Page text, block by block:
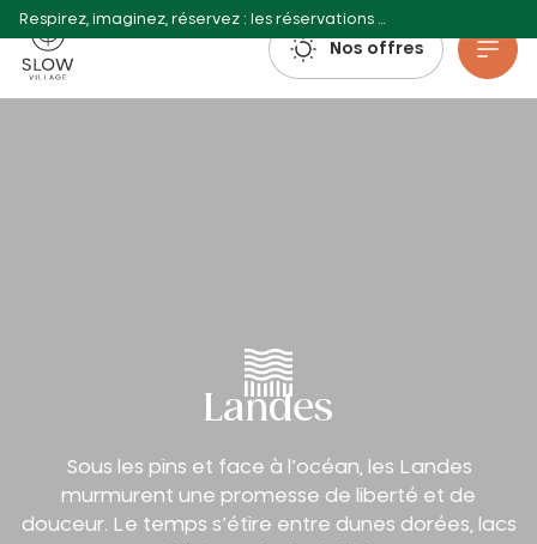
Slow Village
Nos offres
Landes
Sous les pins et face à l’océan, les Landes
murmurent une promesse de liberté et de
douceur. Le temps s’étire entre dunes dorées, lacs